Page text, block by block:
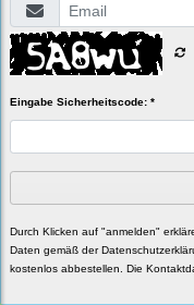
Eingabe Sicherheitscode: *
Durch Klicken auf "anmelden"
Daten gemäß der
kostenlos abbestellen. Die